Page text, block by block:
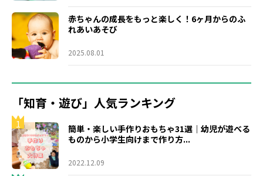
赤ちゃんの成長をもっと楽しく！6ヶ月からのふ
れあいあそび
2025.08.01
「知育・遊び」人気ランキング
1
簡単・楽しい手作りおもちゃ31選｜幼児が遊べる
ものから小学生向けまで作り方...
2022.12.09